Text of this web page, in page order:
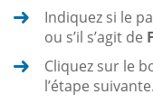
Indiquez si le
ou s’il s’agit de
Cliquez sur le
l’étape suivante.